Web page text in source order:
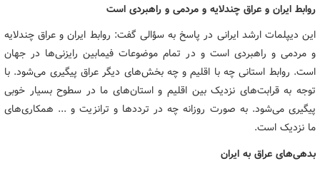
روابط ایران و عراق چندلایه و مردمی و راهبردی است
این دیپلمات ارشد ایرانی در پاسخ به سؤالی گفت: روابط ایران و عراق چندلایه
و مردمی و راهبردی است و در تمام موضوعات فیمابین رایزنی‌ها در جهان
است. روابط استانی چه با اقلیم و چه بخش‌های دیگر عراق پیگیری می‌شود. با
توجه به قرابت‌های نزدیک بین اقلیم و استان‌های ما در سطوح بسیار خوبی
پیگیری می‌شود. به صورت روزانه چه در ترددها و ترانزیت و ... همکاری‌های
ما نزدیک است.
بدهی‌های عراق به ایران